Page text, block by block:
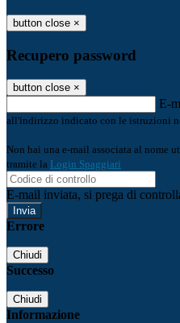
button close ×
Recupero password
button close ×
E-
all'indirizzo indicato con le istruzioni
Non hai una e-mail associata al nome
tramite la Login Spaggiari
E-mail inviata, si prega di
Errore
Chiudi
Successo
Chiudi
Informazione